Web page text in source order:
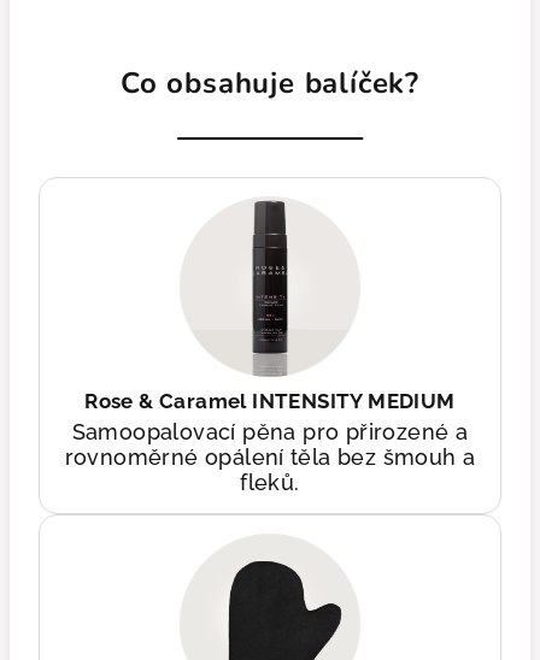
Co obsahuje balíček?
Rose & Caramel INTENSITY MEDIUM
Samoopalovací pěna pro přirozené a
rovnoměrné opálení těla bez šmouh a
fleků.